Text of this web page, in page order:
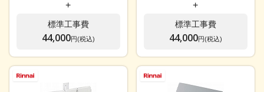
+
標準工事費
44,000円(税込)
+
標準工事費
44,000円(税込)